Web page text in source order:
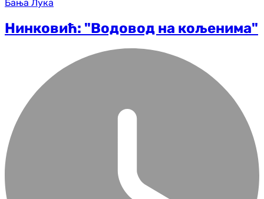
Бања Лука
Нинковић: "Водовод на кољенима"